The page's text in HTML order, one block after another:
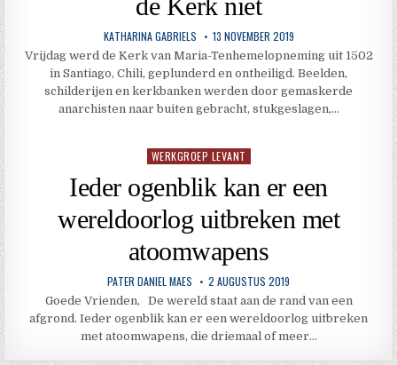
KATHARINA GABRIELS 13 NOVEMBER 2019
Vrijdag werd de Kerk van Maria-Tenhemelopneming uit 1502
in Santiago, Chili, geplunderd en ontheiligd. Beelden,
schilderijen en kerkbanken werden door gemaskerde
anarchisten naar buiten gebracht, stukgeslagen,…
Geplaatst
WERKGROEP LEVANT
Ieder ogenblik kan er een
wereldoorlog uitbreken met
atoomwapens
PATER DANIEL MAES 2 AUGUSTUS 2019
Goede Vrienden, De wereld staat aan de rand van een
afgrond. Ieder ogenblik kan er een wereldoorlog uitbreken
met atoomwapens, die driemaal of meer…